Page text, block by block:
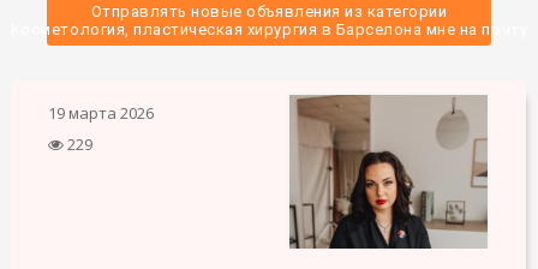
Отправлять новые объявления из категории
Косметология, пластическая хирургия в Барселона мне на почту
19 марта 2026
229